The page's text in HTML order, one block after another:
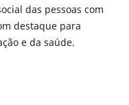
das pessoas com
destaque para
e da saúde.